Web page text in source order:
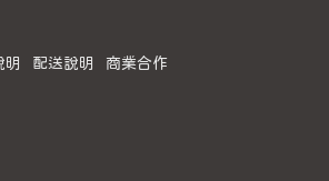
明 配送說明 商業合作